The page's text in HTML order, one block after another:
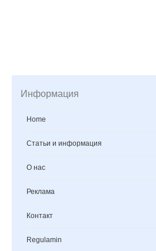
Информация
Home
Статьи и информация
О нас
Реклама
Контакт
Regulamin